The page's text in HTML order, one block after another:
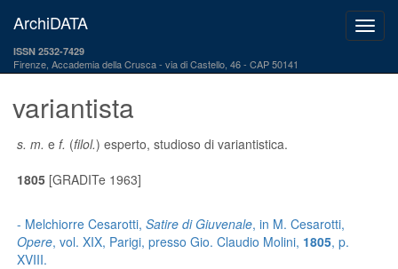
ArchiDATA
ISSN 2532-7429
Firenze, Accademia della Crusca via di Castello, 46 - CAP 50141
variantista
s. m. e f. (filol.) esperto, studioso di variantistica.
1805[GRADITe 1963]
- Melchiorre Cesarotti, Satire di Giuvenale, in M. Cesarotti,
Opere, vol. XIX, Parigi, presso Gio. Claudio Molini, 1805, p.
XVIII.